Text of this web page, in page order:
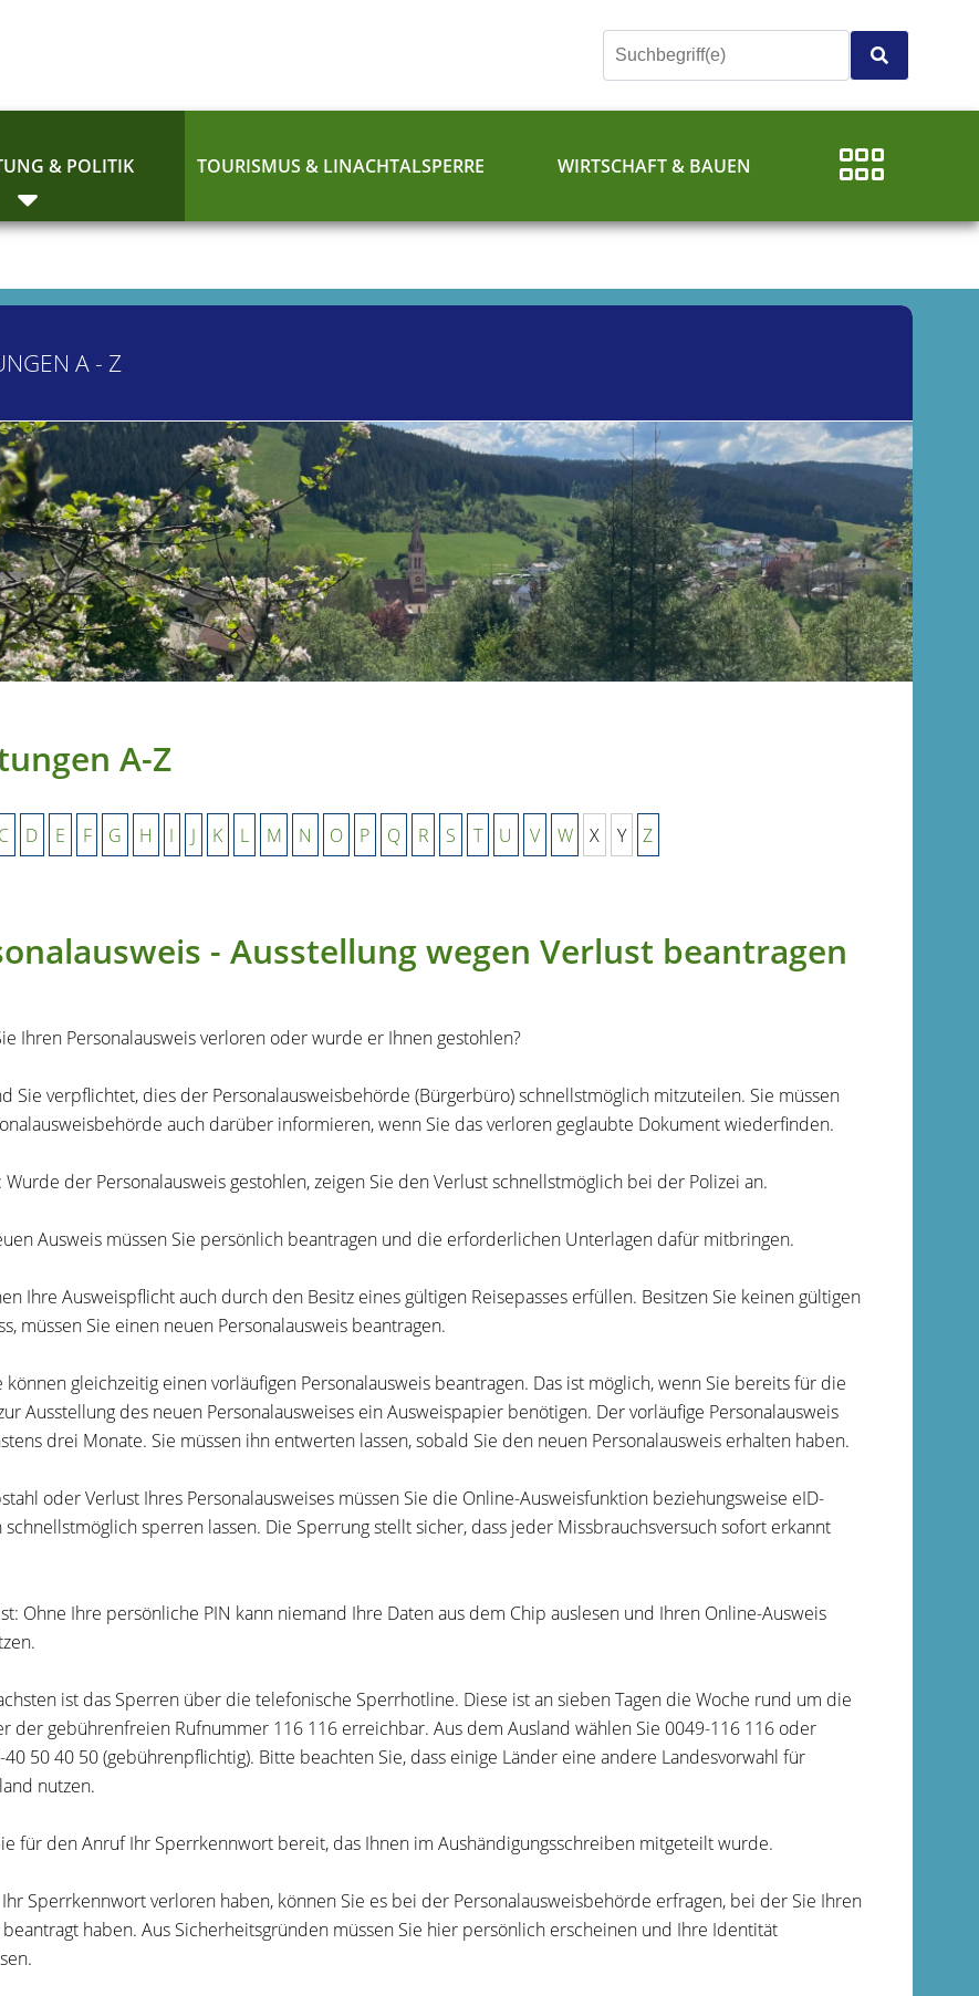
& POLITIK TOURISMUS & LINACHTALSPERRE WIRTSCHAFT & BAUEN
A - Z
A-Z
C D E F G H I J K L M N O P Q R S T U V W X Y Z
- Ausstellung wegen Verlust beantragen
Ihren Personalausweis verloren oder wurde er Ihnen gestohlen?
Sie verpflichtet, dies der Personalausweisbehörde (Bürgerbüro) schnellstmöglich mitzuteilen. Sie müssen
auch darüber informieren, wenn Sie das verloren geglaubte Dokument wiederfinden.
Wurde der Personalausweis gestohlen, zeigen Sie den Verlust schnellstmöglich bei der Polizei an.
Ausweis müssen Sie persönlich beantragen und die erforderlichen Unterlagen dafür mitbringen.
Ihre Ausweispflicht auch durch den Besitz eines gültigen Reisepasses erfüllen. Besitzen Sie keinen gültigen
müssen Sie einen neuen Personalausweis beantragen.
können gleichzeitig einen vorläufigen Personalausweis beantragen. Das ist möglich, wenn Sie bereits für die
Ausstellung des neuen Personalausweises ein Ausweispapier benötigen. Der vorläufige Personalausweis
drei Monate. Sie müssen ihn entwerten lassen, sobald Sie den neuen Personalausweis erhalten haben.
oder Verlust Ihres Personalausweises müssen Sie die Online-Ausweisfunktion beziehungsweise eID-
schnellstmöglich sperren lassen. Die Sperrung stellt sicher, dass jeder Missbrauchsversuch sofort erkannt
Ohne Ihre persönliche PIN kann niemand Ihre Daten aus dem Chip auslesen und Ihren Online-Ausweis
ist das Sperren über die telefonische Sperrhotline. Diese ist an sieben Tagen die Woche rund um die
der gebührenfreien Rufnummer 116 116 erreichbar. Aus dem Ausland wählen Sie 0049-116 116 oder
40 50 40 50 (gebührenpflichtig). Bitte beachten Sie, dass einige Länder eine andere Landesvorwahl für
nutzen.
für den Anruf Ihr Sperrkennwort bereit, das Ihnen im Aushändigungsschreiben mitgeteilt wurde.
Ihr Sperrkennwort verloren haben, können Sie es bei der Personalausweisbehörde erfragen, bei der Sie Ihren
haben. Aus Sicherheitsgründen müssen Sie hier persönlich erscheinen und Ihre Identität